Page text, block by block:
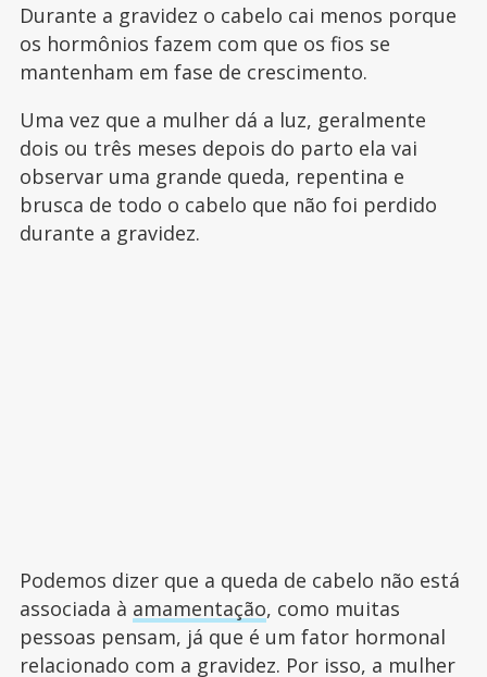
Durante a gravidez o cabelo cai menos porque
os hormônios fazem com que os fios se
mantenham em fase de crescimento.
Uma vez que a mulher dá a luz, geralmente
dois ou três meses depois do parto ela vai
observar uma grande queda, repentina e
brusca de todo o cabelo que não foi perdido
durante a gravidez.
Podemos dizer que a queda de cabelo não está
associada à amamentação, como muitas
pessoas pensam, já que é um fator hormonal
relacionado com a gravidez. Por isso, a mulher